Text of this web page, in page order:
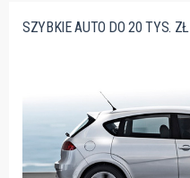
SZYBKIE AUTO DO 20 TYS. ZŁ